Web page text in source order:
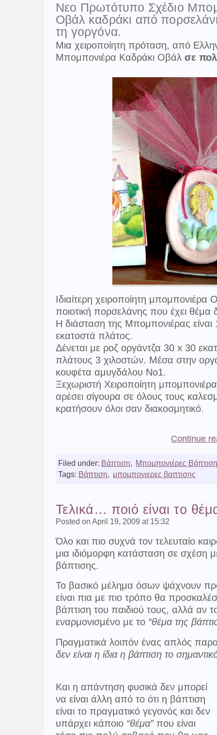
Νεο Πρωτότυπο Σχέδιο
Οβάλ καδράκι από
τη γοργόνα.
Μια χειροποίητη πρόταση, από
Μπομπονιέρα Καδράκι Οβάλ σε
Ιδιαίτερη χειροποίητη
ποιοτική πορσελάνης που έχει
Η διάσταση της Μπομπονιέρας
εκατοστά πλάτος.
Δένεται με ροζ οργάντζα 30 x 30
πλάτους 3 χιλοστών. Μέσα στην
κουφέτα αμυγδάλου Νο1.
Ξεχωριστή Χειροποίητη
αρέσει σίγουρα σε όλους τους
κρατήσουν όλοι σαν διακοσμητικό.
Continue
Filed under: Βάπτιση, Μπομπονιέρες
Tags: Βάπτιση, μπομπονιερες βαπτισης
Τελικά… ποιό είναι το
Posted on April 19, 2009 at 15:32
Όλο και πιο συχνά τον τελευταίο
μια ιδιόμορφη κατάσταση σε σχέση
βάπτισης.
Το βασικό μέλημα όσων ψάχνουν
είναι πια με πιο τρόπο θα
βάπτιση του παιδιού τους, αλλά αν
εναρμονισμένο με το “θέμα της
Πραγματικά λοιπόν ένας απλός
δεν είναι η ίδια η βάπτιση το
Και η απάντηση φυσικά δεν μπορεί
να είναι άλλη από το ότι η βάπτιση
είναι το πραγματικό γεγονός και δεν
υπάρχει κάποιο “θέμα”που είναι